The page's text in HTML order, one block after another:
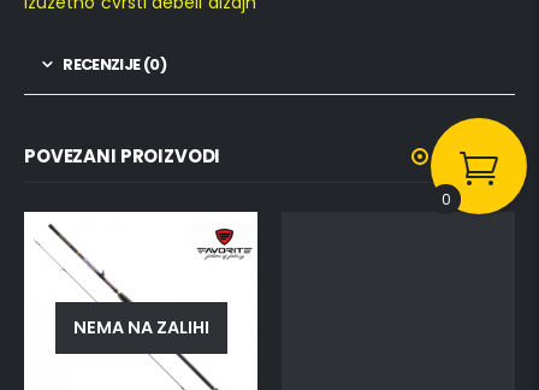
RECENZIJE (0)
POVEZANI PROIZVODI
NEMA NA ZALIHI
0